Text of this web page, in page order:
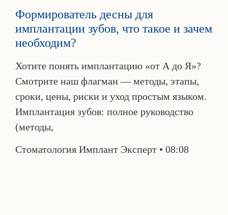
Формирователь десны для
имплантации зубов, что такое и зачем
необходим?
Хотите понять имплантацию «от А до Я»?
Смотрите наш флагман — методы, этапы,
сроки, цены, риски и уход простым языком.
Имплантация зубов: полное руководство
(методы,
Стоматология Имплант Эксперт 08:08